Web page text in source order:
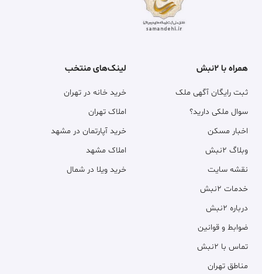
همراه با ۲نبش
ثبت رایگان آگهی ملک
سوال ملکی دارید؟
اخبار مسکن
وبلاگ ۲نبش
نقشه سایت
خدمات ۲نبش
درباره ۲نبش
ضوابط و قوانین
تماس با ۲نبش
مناطق تهران
لینک‌های منتخب
خرید خانه در تهران
املاک تهران
خرید آپارتمان در مشهد
املاک مشهد
خرید ویلا در شمال